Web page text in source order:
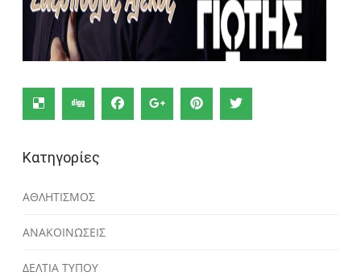
Κατηγορίες
ΑΘΛΗΤΙΣΜΟΣ
ΑΝΑΚΟΙΝΩΣΕΙΣ
ΔΕΛΤΙΑ ΤΥΠΟΥ